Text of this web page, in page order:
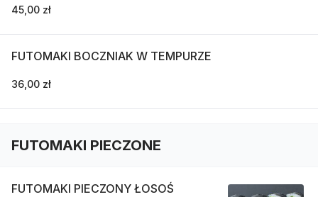
45,00 zł
FUTOMAKI BOCZNIAK W TEMPURZE
36,00 zł
FUTOMAKI PIECZONE
FUTOMAKI PIECZONY ŁOSOŚ